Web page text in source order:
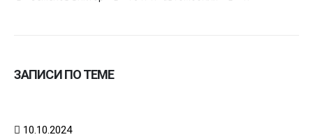
ЗАПИСИ ПО ТЕМЕ
10.10.2024